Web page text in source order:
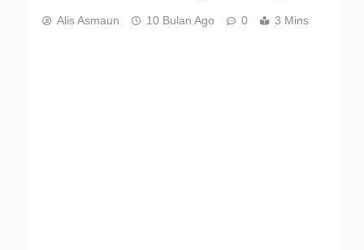
Alis Asmaun 10 Bulan Ago 0 3 Mins